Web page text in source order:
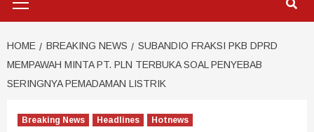
HOME BREAKING NEWS
SUBANDIO FRAKSI PKB DPRD
MEMPAWAH MINTA PT. PLN TERBUKA SOAL PENYEBAB
SERINGNYA PEMADAMAN LISTRIK
Breaking News Headlines Hotnews